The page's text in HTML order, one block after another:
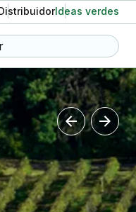
Ideas verdes